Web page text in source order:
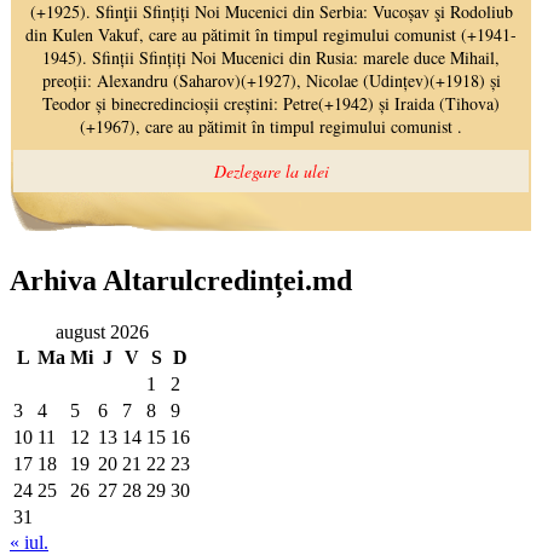
Arhiva Altarulcredinței.md
august 2026
L Ma Mi J V S D
1
2
3
4 5 6 7 8
9
10 11 12 13 14 15 16
17 18 19 20 21 22 23
24 25 26 27 28 29 30
31
« iul.